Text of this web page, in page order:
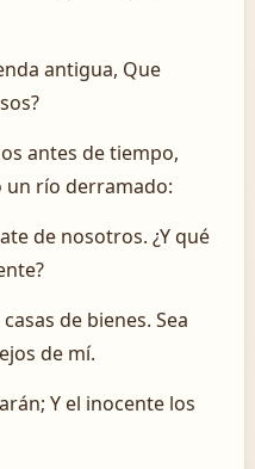
antigua, Que
antes de tiempo,
un río derramado:
de nosotros. ¿Y qué
de bienes. Sea
de mí.
Y el inocente los